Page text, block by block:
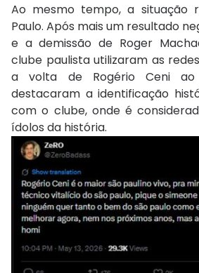
Ao mesmo tempo, a situação
Paulo. Após mais um resultado
e a demissão de Roger
clube paulista utilizaram as
a volta de Rogério Ceni ao
destacaram a identificação
com o clube, onde é
ídolos da história.